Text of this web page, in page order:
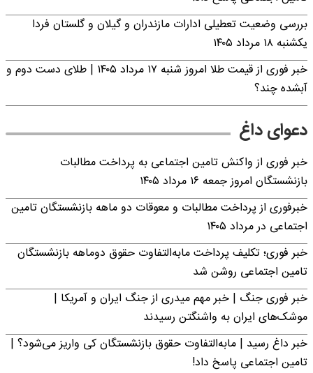
بررسی وضعیت تعطیلی ادارات مازندران و گیلان و گلستان فردا
یکشنبه ۱۸ مرداد ۱۴۰۵
خبر فوری از قیمت طلا امروز شنبه ۱۷ مرداد ۱۴۰۵ | طلای دست دوم و
آبشده چند؟
دعوای داغ
خبر فوری از واکنش تامین اجتماعی به پرداخت مطالبات
بازنشستگان امروز جمعه ۱۶ مرداد ۱۴۰۵
خبرفوری از پرداخت مطالبات و معوقات دو ماهه بازنشستگان تامین
اجتماعی در مرداد ۱۴۰۵
خبر فوری؛ تکلیف پرداخت مابه‌التفاوت حقوق دوماهه بازنشستگان
تامین اجتماعی روشن شد
خبر فوری جنگ | خبر مهم میدری از جنگ ایران و آمریکا |
موشک‌های ایران به واشنگتن رسیدند
خبر داغ رسید | مابه‌التفاوت حقوق بازنشستگان کی واریز می‌شود؟ |
تامین اجتماعی پاسخ داد!